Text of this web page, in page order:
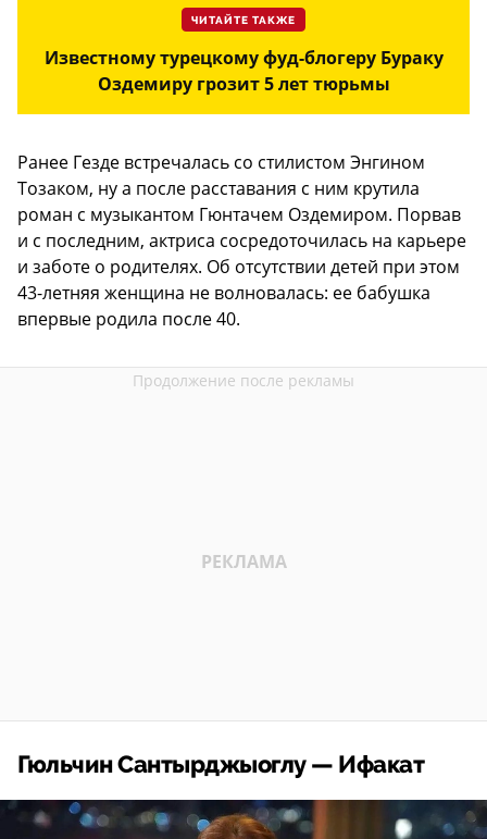
ЧИТАЙТЕ ТАКЖЕ
Известному турецкому фуд-блогеру Бураку
Оздемиру грозит 5 лет тюрьмы
Ранее Гезде встречалась со стилистом Энгином
Тозаком, ну а после расставания с ним крутила
роман с музыкантом Гюнтачем Оздемиром. Порвав
и с последним, актриса сосредоточилась на карьере
и заботе о родителях. Об отсутствии детей при этом
43-летняя женщина не волновалась: ее бабушка
впервые родила после 40.
Гюльчин Сантырджыоглу — Ифакат